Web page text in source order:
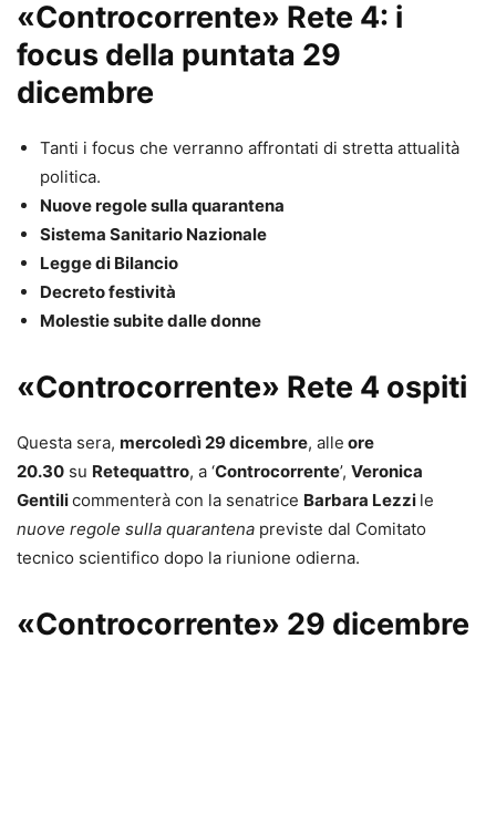
«Controcorrente» Rete 4: i
focus della puntata 29
dicembre
Tanti i focus che verranno affrontati di stretta attualità
politica.
Nuove regole sulla quarantena
Sistema Sanitario Nazionale
Legge di Bilancio
Decreto festività
Molestie subite dalle donne
«Controcorrente» Rete 4 ospiti
Questa sera, mercoledì 29 dicembre, alle ore
20.30 su Retequattro, a ‘Controcorrente’, Veronica
Gentilicommenterà con la senatrice Barbara Lezzi le
nuove regole sulla quarantena previste dal Comitato
tecnico scientifico dopo la riunione odierna.
«Controcorrente» 29 dicembre